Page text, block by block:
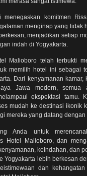
menegaskan komitmen
menginap yang tidak
menjadikan setiap
indah di Yogyakarta.
Malioboro telah terbukti
memilih hotel ini sebagai
Dari kenyamanan kamar,
Jawa modern, semua
ekspektasi tamu.
mudah ke destinasi ikonik
mereka yang datang
Anda untuk
Hotel Malioboro, dan
keindahan, dan
Yogyakarta lebih berkesan
dan